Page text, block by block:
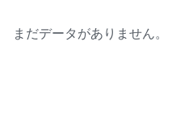
まだデータがありません。